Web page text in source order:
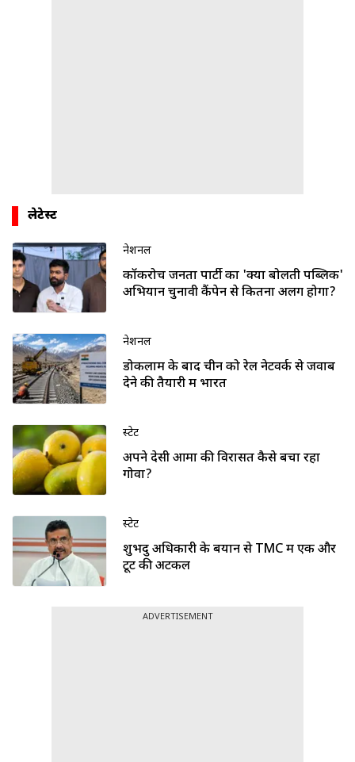
लेटेस्ट
नेशनल
कॉकरोच जनता पार्टी का 'क्या बोलती पब्लिक'
अभियान चुनावी कैंपेन से कितना अलग होगा?
नेशनल
डोकलाम के बाद चीन को रेल नेटवर्क से जवाब
देने की तैयारी में भारत
स्टेट
अपने देसी आमों की विरासत कैसे बचा रहा
गोवा?
स्टेट
शुभेंदु अधिकारी के बयान से TMC में एक और
टूट की अटकलें
ADVERTISEMENT